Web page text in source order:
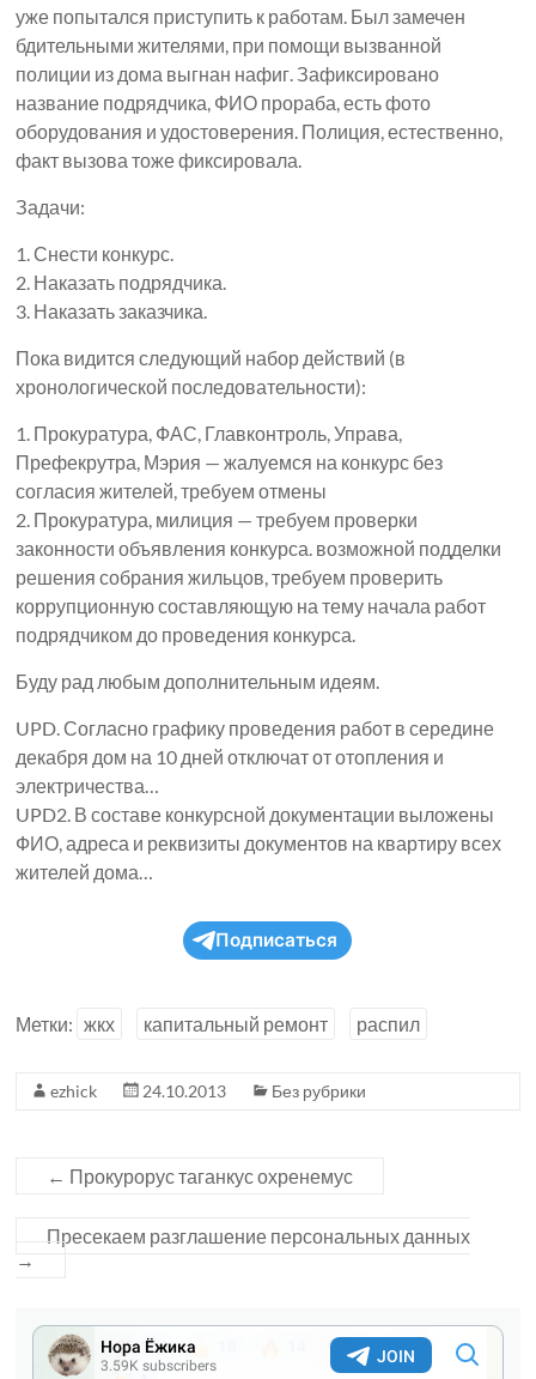
уже попытался приступить к работам. Был замечен
бдительными жителями, при помощи вызванной
полиции из дома выгнан нафиг. Зафиксировано
название подрядчика, ФИО прораба, есть фото
оборудования и удостоверения. Полиция, естественно,
факт вызова тоже фиксировала.
Задачи:
1. Снести конкурс.
2. Наказать подрядчика.
3. Наказать заказчика.
Пока видится следующий набор действий (в
хронологической последовательности):
1. Прокуратура, ФАС, Главконтроль, Управа,
Префекрутра, Мэрия — жалуемся на конкурс без
согласия жителей, требуем отмены
2. Прокуратура, милиция — требуем проверки
законности объявления конкурса. возможной подделки
решения собрания жильцов, требуем проверить
коррупционную составляющую на тему начала работ
подрядчиком до проведения конкурса.
Буду рад любым дополнительным идеям.
UPD. Согласно графику проведения работ в середине
декабря дом на 10 дней отключат от отопления и
электричества…
UPD2. В составе конкурсной документации выложены
ФИО, адреса и реквизиты документов на квартиру всех
жителей дома…
Подписаться
Метки: жкх капитальный ремонт распил
ezhick 24.10.2013 Без рубрики
← Прокурорус таганкус охренемус
Пресекаем разглашение персональных данных
→